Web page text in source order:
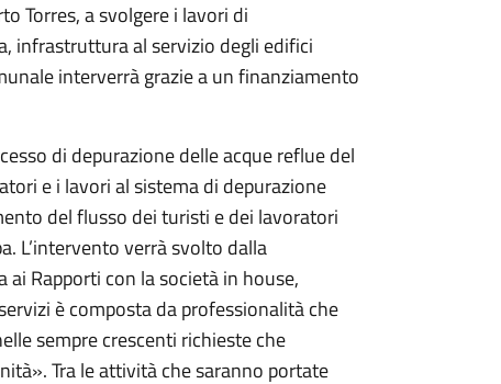
Torres, a svolgere i lavori di
infrastruttura al servizio degli edifici
interverrà grazie a un finanziamento
di depurazione delle acque reflue del
e i lavori al sistema di depurazione
del flusso dei turisti e dei lavoratori
L’intervento verrà svolto dalla
ai Rapporti con la società in house,
è composta da professionalità che
sempre crescenti richieste che
Tra le attività che saranno portate